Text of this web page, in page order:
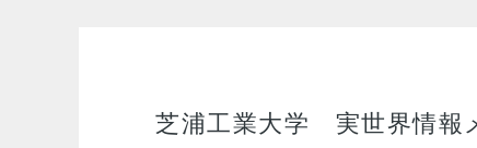
芝浦工業大学 実世界情報